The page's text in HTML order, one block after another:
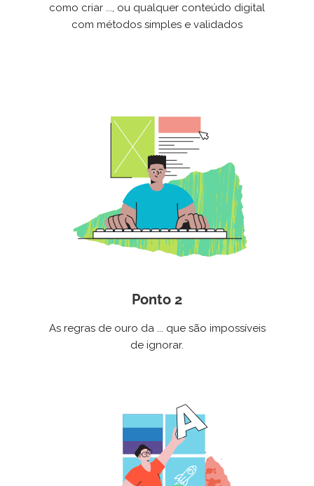
como criar ..., ou qualquer conteúdo digital
com métodos simples e validados
Ponto 2
As regras de ouro da ... que são impossíveis
de ignorar.